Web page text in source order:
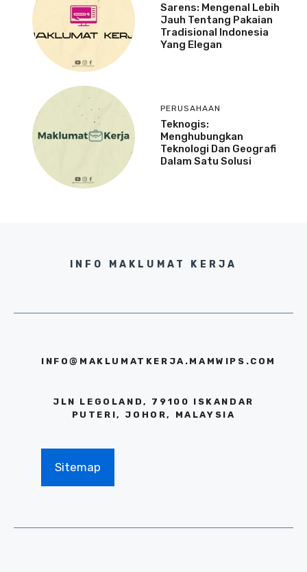
Sarens: Mengenal Lebih
Jauh Tentang Pakaian
Tradisional Indonesia
Yang Elegan
PERUSAHAAN
Teknogis:
Menghubungkan
Teknologi Dan Geografi
Dalam Satu Solusi
INFO MAKLUMAT KERJA
INFO@MAKLUMATKERJA.MAMWIPS.COM
JLN LEGOLAND, 79100 ISKANDAR
PUTERI, JOHOR, MALAYSIA
Sitemap